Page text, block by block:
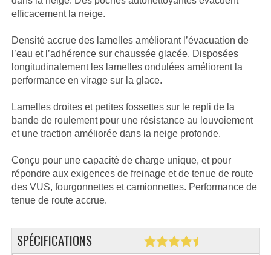
efficacement la neige.
Densité accrue des lamelles améliorant l’évacuation de
l’eau et l’adhérence sur chaussée glacée. Disposées
longitudinalement les lamelles ondulées améliorent la
performance en virage sur la glace.
Lamelles droites et petites fossettes sur le repli de la
bande de roulement pour une résistance au louvoiement
et une traction améliorée dans la neige profonde.
Conçu pour une capacité de charge unique, et pour
répondre aux exigences de freinage et de tenue de route
des VUS, fourgonnettes et camionnettes. Performance de
tenue de route accrue.
SPÉCIFICATIONS